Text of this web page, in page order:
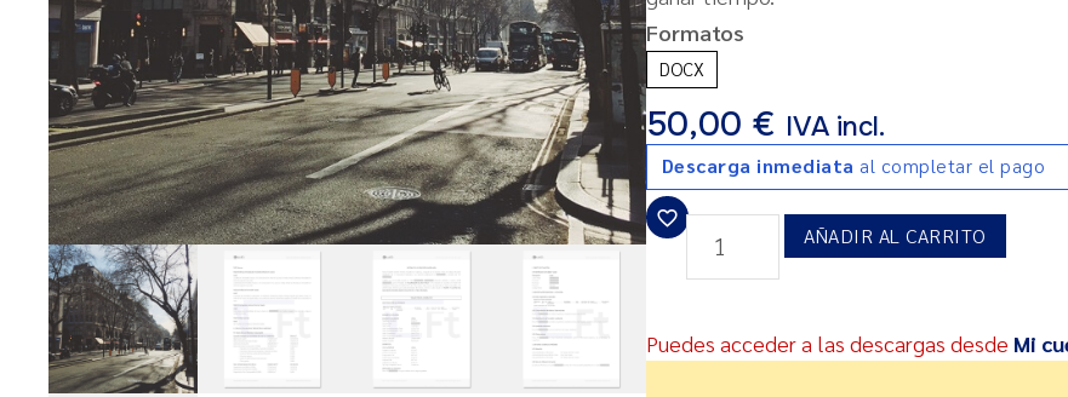
Formatos
DOCX
50,00 € IVA incl.
Descarga inmediata al completar el pago
AÑADIR AL CARRITO
Puedes acceder a las descargas desde Mi